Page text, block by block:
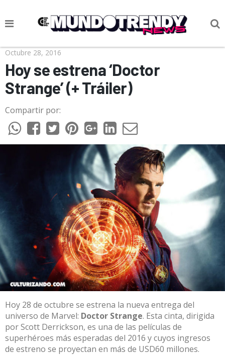
NOTICIAS
CULTURA POP
CIENCIA Y TECNOLOGÍA
VIDA
SOCIEDAD
CULTURIZANDO.COM
Octubre 28, 2016
Hoy se estrena ‘Doctor
Strange’ (+ Tráiler)
Compartir por:
Hoy 28 de octubre se estrena la nueva entrega del
universo de Marvel: Doctor Strange. Esta cinta, dirigida
por Scott Derrickson, es una de las películas de
superhéroes más esperadas del 2016 y cuyos ingresos
de estreno se proyectan en más de USD60 millones.